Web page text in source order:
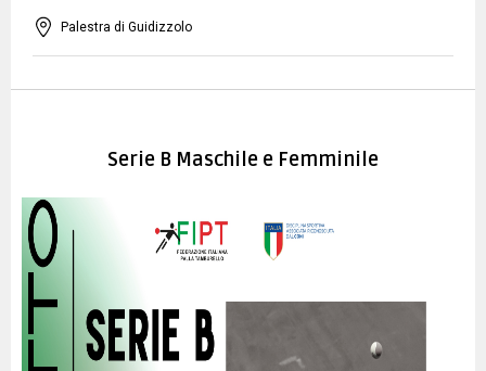
TAMBEACH
NEWS
DOCUMENTI
Palestra di Guidizzolo
Serie B Maschile e Femminile